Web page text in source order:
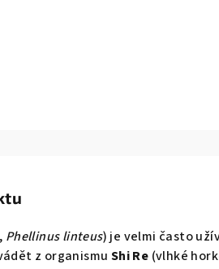
Phellinus linteus) je velmi často
z organismu Shi Re (vlhké